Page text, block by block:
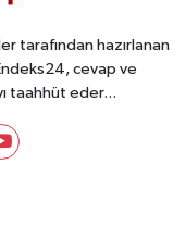
tarafından hazırlanan
cevap ve
taahhüt eder...